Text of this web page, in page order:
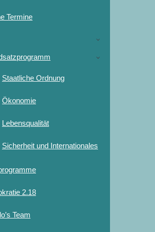
Termine
Staatliche Ordnung
Ökonomie
Lebensqualität
Sicherheit und Internationales
2.18
Team